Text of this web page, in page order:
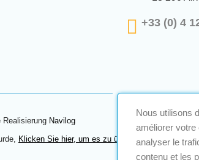
+33 (0) 4
Navilog
Klicken Sie hier, um es zu überprüfen.
Nous utilisons
améliorer votre
analyser le
contenu et les